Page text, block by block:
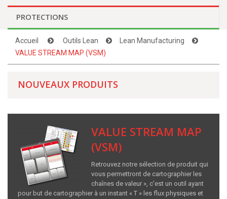
PROTECTIONS
Accueil Outils Lean
Lean Manufacturing
VALUE STREAM MAP (VSM)
NOUVEAUX PRODUITS
VALUE STREAM MAP
(VSM)
Retrouvez notre sélection de produit qui
vous permettront de cartographier les
chaînes de valeur », c'est un outil ayant
pour but de cartographier à un instant « T » les flux physiques et